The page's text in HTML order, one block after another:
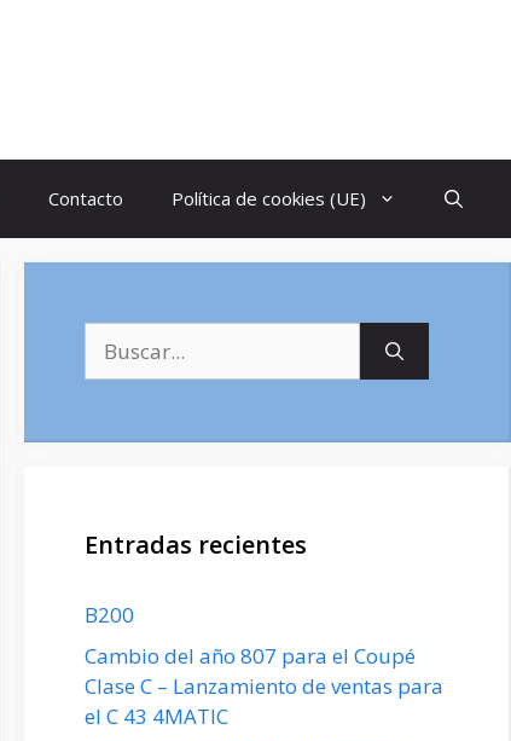
Contacto Política de cookies (UE)
Entradas recientes
B200
Cambio del año 807 para el Coupé
Clase C – Lanzamiento de ventas para
el C 43 4MATIC